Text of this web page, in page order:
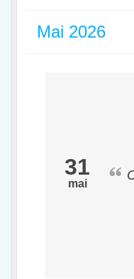
Mai 2026
31
mai